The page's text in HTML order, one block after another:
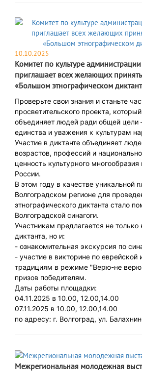
10.10.2025
Комитет по культуре
приглашает всех желающих принять
«Большом этнографическом
Проверьте свои знания и станьте
просветительского проекта,
объединяет людей ради общей цели
единства и уважения к культурам
Участие в диктанте объединяет
возрастов, профессий и
ценность культурного многообразия
России.
В этом году в качестве уникальной
Волгоградском регионе для
этнографического диктанта стало
Волгоградской синагоги.
Участникам предлагается не только
диктанта, но и:
- ознакомительная экскурсия по
- участие в викторине по еврейской
традициям в режиме "Верю-не
призов победителям.
Даты работы площадки:
04.11.2025 в 10.00, 12.00,14.00
07.11.2025 в 10.00, 12.00,14.00
по адресу: г. Волгоград, ул.
Межрегиональная молодежная